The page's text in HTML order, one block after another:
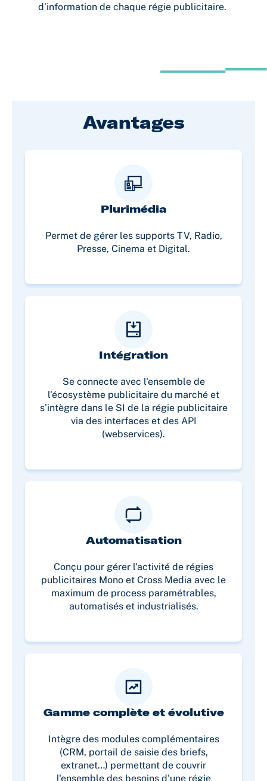
d’information de chaque régie publicitaire.
Avantages
Plurimédia
Permet de gérer les supports TV, Radio,
Presse, Cinema et Digital.
Intégration
Se connecte avec l'ensemble de
l'écosystème publicitaire du marché et
s’intègre dans le SI de la régie publicitaire
via des interfaces et des API
(webservices).
Automatisation
Conçu pour gérer l'activité de régies
publicitaires Mono et Cross Media avec le
maximum de process paramétrables,
automatisés et industrialisés.
Gamme complète et évolutive
Intègre des modules complémentaires
(CRM, portail de saisie des briefs,
extranet…) permettant de couvrir
l'ensemble des besoins d'une régie